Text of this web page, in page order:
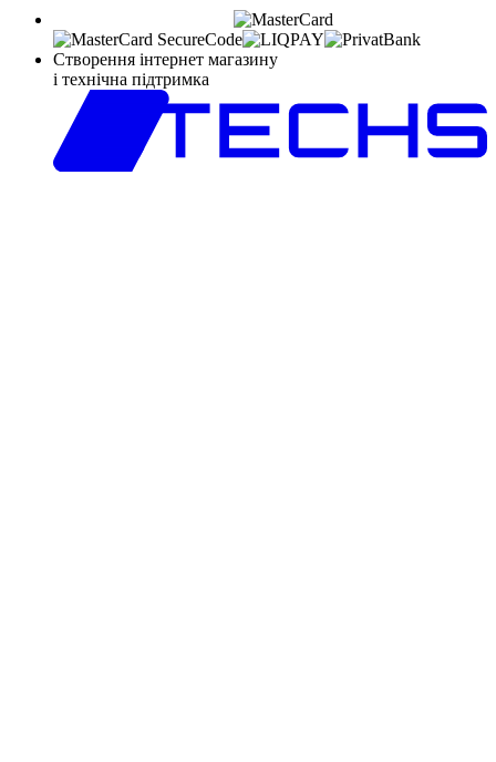
Створення інтернет магазину
і технічна підтримка